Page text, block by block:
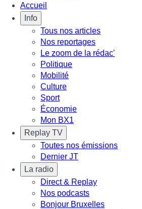
Accueil
Info
Tous nos articles
Nos reportages
Le zoom de la rédac'
Politique
Mobilité
Culture
Sport
Économie
Mon BX1
Replay TV
Toutes nos émissions
Dernier JT
La radio
Direct & Replay
Nos podcasts
Bonjour Bruxelles